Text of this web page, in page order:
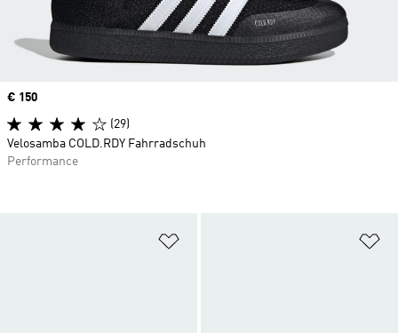
Price
€ 150
(29)
Velosamba COLD.RDY Fahrradschuh
Performance